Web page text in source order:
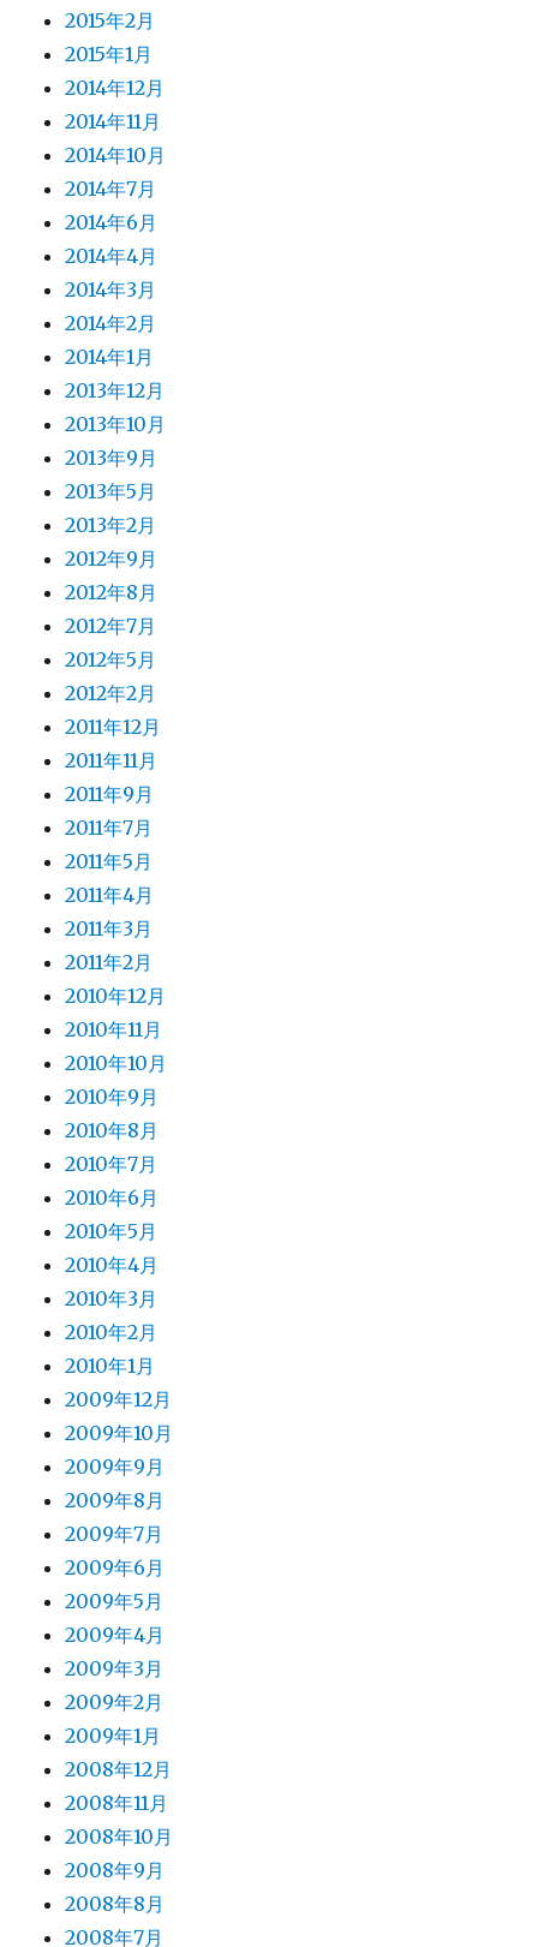
2015年2月
2015年1月
2014年12月
2014年11月
2014年10月
2014年7月
2014年6月
2014年4月
2014年3月
2014年2月
2014年1月
2013年12月
2013年10月
2013年9月
2013年5月
2013年2月
2012年9月
2012年8月
2012年7月
2012年5月
2012年2月
2011年12月
2011年11月
2011年9月
2011年7月
2011年5月
2011年4月
2011年3月
2011年2月
2010年12月
2010年11月
2010年10月
2010年9月
2010年8月
2010年7月
2010年6月
2010年5月
2010年4月
2010年3月
2010年2月
2010年1月
2009年12月
2009年10月
2009年9月
2009年8月
2009年7月
2009年6月
2009年5月
2009年4月
2009年3月
2009年2月
2009年1月
2008年12月
2008年11月
2008年10月
2008年9月
2008年8月
2008年7月